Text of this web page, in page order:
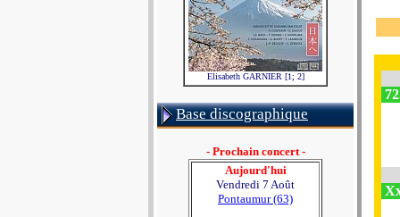
Elisabeth GARNIER [1; 2]
Base discographique
- Prochain concert -
Aujourd'hui
Vendredi 7 Août
Pontaumur (63)